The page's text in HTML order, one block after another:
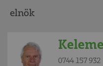
elnök
0744 157 932